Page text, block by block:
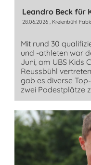
Leandro Beck für
28.06.2026 , Kreienbühl
Mit rund 30
und -athleten war
Juni, am UBS Kids
Reussbühl
gab es diverse
zwei Podestplätze